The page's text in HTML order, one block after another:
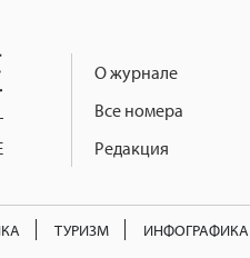
О журнале
Все номера
Редакция
ТУРИЗМ ИНФОГРАФИКА